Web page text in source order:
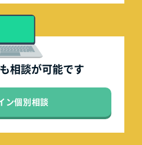
相談が可能です
ン個別相談